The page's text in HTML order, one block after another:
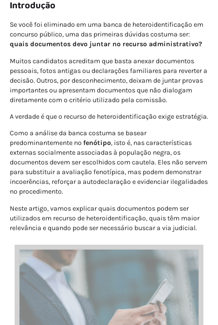
Introdução
Se você foi eliminado em uma banca de heteroidentificação em
concurso público, uma das primeiras dúvidas costuma ser:
quais documentos devo juntar no recurso administrativo?
Muitos candidatos acreditam que basta anexar documentos
pessoais, fotos antigas ou declarações familiares para reverter a
decisão. Outros, por desconhecimento, deixam de juntar provas
importantes ou apresentam documentos que não dialogam
diretamente com o critério utilizado pela comissão.
A verdade é que o recurso de heteroidentificação exige estratégia.
Como a análise da banca costuma se basear
predominantemente no fenótipo, isto é, nas características
externas socialmente associadas à população negra, os
documentos devem ser escolhidos com cautela. Eles não servem
para substituir a avaliação fenotípica, mas podem demonstrar
incoerências, reforçar a autodeclaração e evidenciar ilegalidades
no procedimento.
Neste artigo, vamos explicar quais documentos podem ser
utilizados em recurso de heteroidentificação, quais têm maior
relevância e quando pode ser necessário buscar a via judicial.